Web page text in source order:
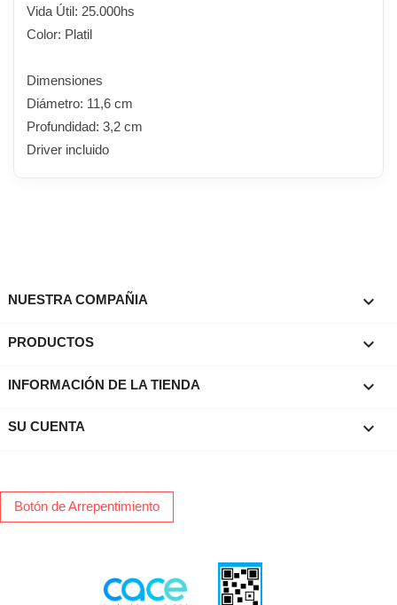
Vida Útil: 25.000hs
Color: Platil
Dimensiones
Diámetro: 11,6 cm
Profundidad: 3,2 cm
Driver incluido
NUESTRA COMPAÑIA 
PRODUCTOS 
INFORMACIÓN DE LA TIENDA keyboard_arrow_down
SU CUENTA 
Botón de Arrepentimiento